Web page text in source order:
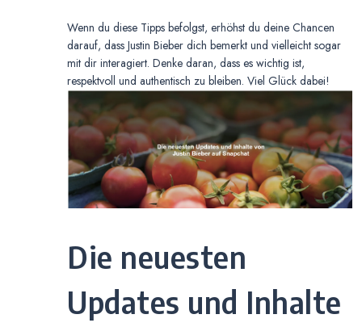
Wenn du diese Tipps befolgst, erhöhst du deine Chancen
darauf, dass Justin Bieber dich bemerkt und vielleicht sogar
mit dir interagiert. Denke daran, dass es wichtig ist,
respektvoll und authentisch zu bleiben. Viel Glück dabei!
Die neuesten
Updates und Inhalte